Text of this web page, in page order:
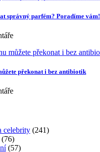
správný parfém? Poradíme vám!
překonat i bez antibiotik
celebrity (241)
(76)
(57)